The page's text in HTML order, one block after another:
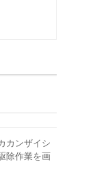
カンザイシ
除作業を画